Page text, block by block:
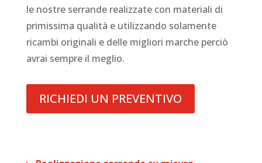
le nostre serrande realizzate con materiali di
primissima qualità e utilizzando solamente
ricambi originali e delle migliori marche perciò
avrai sempre il meglio.
RICHIEDI UN PREVENTIVO